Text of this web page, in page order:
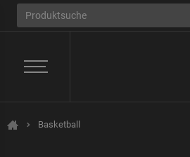
Home Basketball